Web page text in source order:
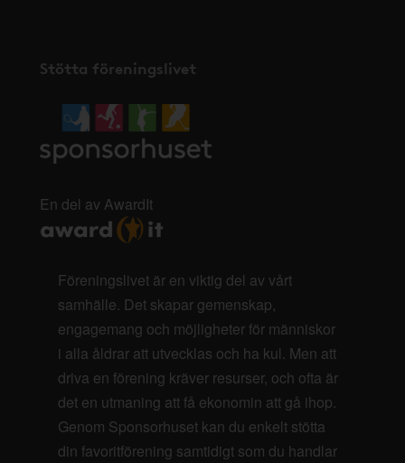
Stötta föreningslivet
En del av AwardIt
Föreningslivet är en viktig del av vårt
samhälle. Det skapar gemenskap,
engagemang och möjligheter för människor
i alla åldrar att utvecklas och ha kul. Men att
driva en förening kräver resurser, och ofta är
det en utmaning att få ekonomin att gå ihop.
Genom Sponsorhuset kan du enkelt stötta
din favoritförening samtidigt som du handlar